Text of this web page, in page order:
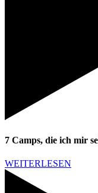
7 Camps, die ich mir
WEITERLESEN